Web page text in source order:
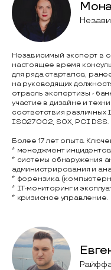
Независимый эксперт в
настоящее время
для ряда стартапов,
на руководящих
отрасль экспертизы -
участие в дизайне и
соответствия различных
ISO27002, SOX, PCI DSS.
Более 17 лет опыта.
* менеджмент инцидентов
* системы обнаружения
администрирования и
* форензика
* IT-мониторинг и
* кризисное управление.